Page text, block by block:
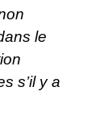
le
s’il y a